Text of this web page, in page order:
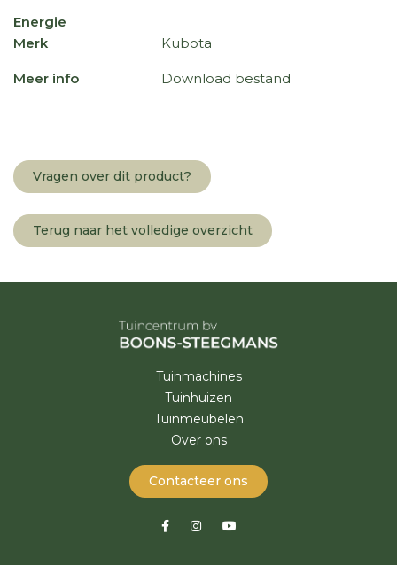
Energie
Merk
Kubota
Meer info Download bestand
Vragen over dit product?
Terug naar het volledige overzicht
Tuinmachines
Tuinhuizen
Tuinmeubelen
Over ons
Contacteer ons